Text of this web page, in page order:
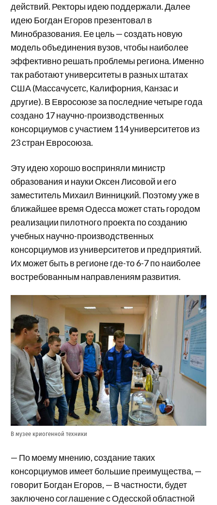
действий. Ректоры идею поддержали. Далее
идею Богдан Егоров презентовал в
Минобразования. Ее цель — создать новую
модель объединения вузов, чтобы наиболее
эффективно решать проблемы региона. Именно
так работают университеты в разных штатах
США (Массачусетс, Калифорния, Канзас и
другие). В Евросоюзе за последние четыре года
создано 17 научно-производственных
консорциумов с участием 114 университетов из
23 стран Евросоюза.
Эту идею хорошо восприняли министр
образования и науки Оксен Лисовой и его
заместитель Михаил Винницкий. Поэтому уже в
ближайшее время Одесса может стать городом
реализации пилотного проекта по созданию
учебных научно-производственных
консорциумов из университетов и предприятий.
Их может быть в регионе где-то 6-7 по наиболее
востребованным направлениям развития.
В музее криогенной техники
— По моему мнению, создание таких
консорциумов имеет большие преимущества, —
говорит Богдан Егоров, — В частности, будет
заключено соглашение с Одесской областной